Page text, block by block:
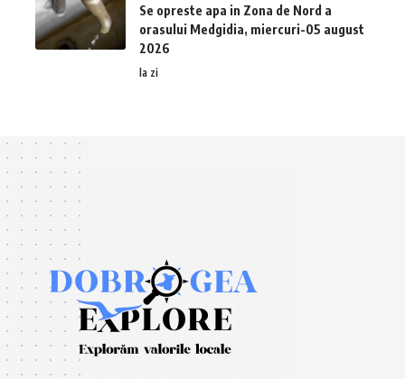
Se opreste apa in Zona de Nord a
orasului Medgidia, miercuri-05 august
2026
la zi